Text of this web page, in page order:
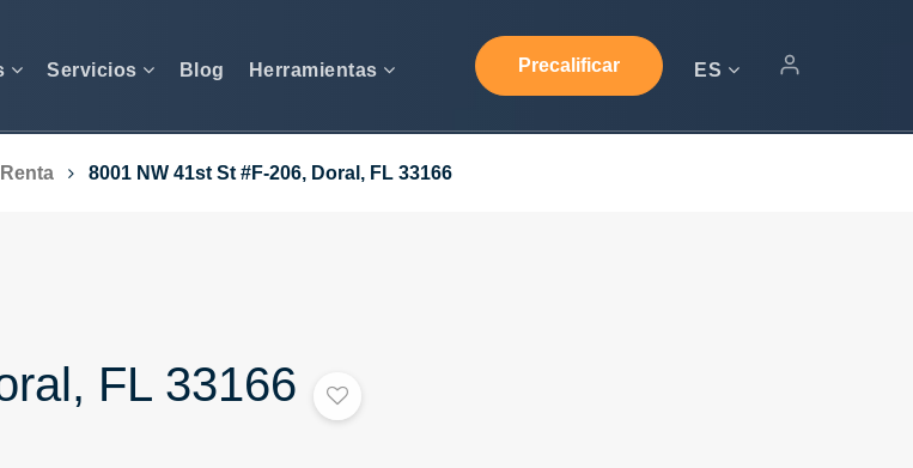
Servicios Blog Herramientas Precalificar ES
8001 NW 41st St #F-206, Doral, FL 33166
FL 33166